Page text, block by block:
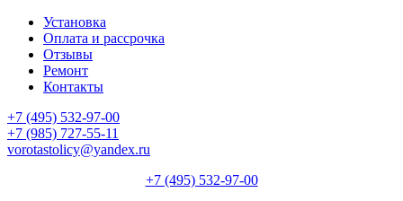
Установка
Оплата и рассрочка
Отзывы
Ремонт
Контакты
+7 (495) 532-97-00
+7 (985) 727-55-11
vorotastolicy@yandex.ru
+7 (495) 532-97-00